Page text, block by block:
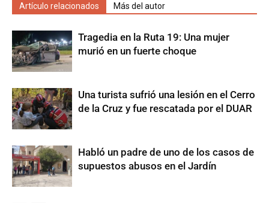
Artículo relacionados Más del autor
Tragedia en la Ruta 19: Una mujer
murió en un fuerte choque
Una turista sufrió una lesión en el Cerro
de la Cruz y fue rescatada por el DUAR
Habló un padre de uno de los casos de
supuestos abusos en el Jardín